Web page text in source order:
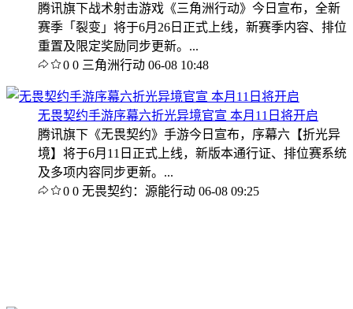
腾讯旗下战术射击游戏《三角洲行动》今日宣布，全新
赛季「裂变」将于6月26日正式上线，新赛季内容、排位
重置及限定奖励同步更新。...
0 0 三角洲行动 06-08 10:48
无畏契约手游序幕六折光异境官宣 本月11日将开启
腾讯旗下《无畏契约》手游今日宣布，序幕六【折光异
境】将于6月11日正式上线，新版本通行证、排位赛系统
及多项内容同步更新。...
0 0 无畏契约：源能行动 06-08 09:25